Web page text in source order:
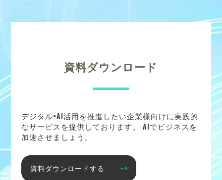
資料ダウンロード
デジタル×AI活用を推進したい企業様向けに実践的
なサービスを提供しております。 AIでビジネスを
加速させましょう。
資料ダウンロードする